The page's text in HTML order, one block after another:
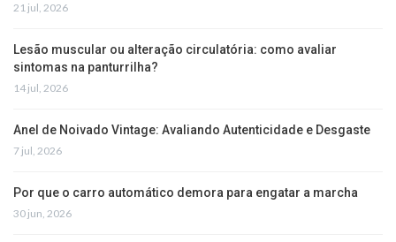
21 jul, 2026
Lesão muscular ou alteração circulatória: como avaliar
sintomas na panturrilha?
14 jul, 2026
Anel de Noivado Vintage: Avaliando Autenticidade e Desgaste
7 jul, 2026
Por que o carro automático demora para engatar a marcha
30 jun, 2026